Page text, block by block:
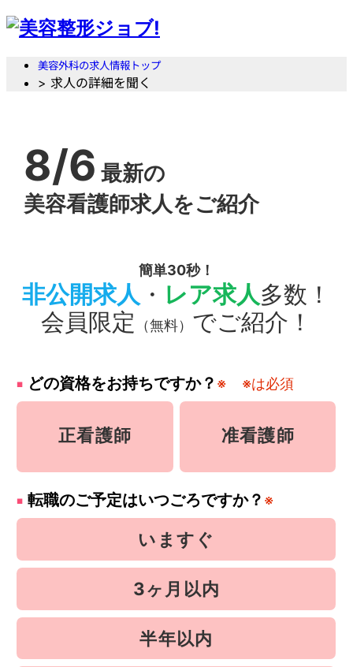
美容外科の求人情報トップ
> 求人の詳細を聞く
8/6 最新の
美容看護師求人をご紹介
簡単30秒！
非公開求人 ・ レア求人多数！
会員限定
（無料） でご紹介！
どの資格をお持ちですか？ ※ ※は必須
正看護師 准看護師
転職のご予定はいつごろですか？ ※
いますぐ
3ヶ月以内
半年以内